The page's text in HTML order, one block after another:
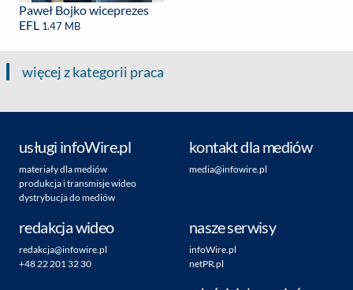
Paweł Bojko wiceprezes
EFL 1.47 MB
więcej z kategorii praca
usługi infoWire.pl
materiały dla mediów
produkcja i transmisje wideo
dystrybucja do mediów
kontakt dla mediów
media@infowire.pl
redakcja wideo
redakcja@infowire.pl
+48 22 201 32 30
nasze serwisy
infoWire.pl
netPR.pl